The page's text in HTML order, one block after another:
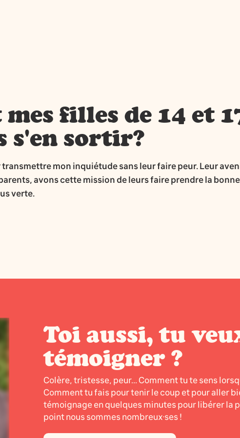
filles de 14 et
s'en sortir?
transmettre mon inquiétude sans leur faire peur. Leur
avons cette mission de leurs faire prendre la
verte.
Toi aussi, tu
témoigner ?
Colère, tristesse, peur... Comment tu te sens
Comment tu fais pour tenir le coup et pour aller
témoignage en quelques minutes pour libérer la
point nous sommes nombreux·ses !